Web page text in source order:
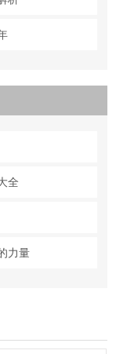
全
力量